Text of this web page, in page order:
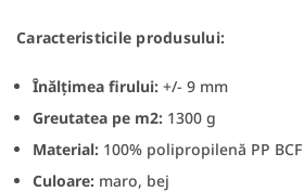
Caracteristicile produsului:
Înălțimea firului: +/- 9 mm
Greutatea pe m2: 1300 g
Material: 100% polipropilenă PP BCF
Culoare: maro, bej